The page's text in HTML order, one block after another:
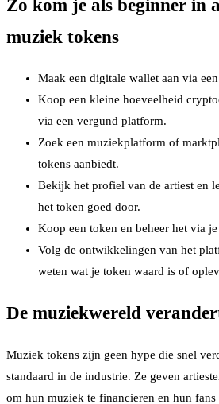
Zo kom je als beginner in
muziek tokens
Maak een digitale wallet aan via
Koop een kleine hoeveelheid
via een vergund platform.
Zoek een muziekplatform of
tokens aanbiedt.
Bekijk het profiel van de artiest en
het token goed door.
Koop een token en beheer het via
Volg de ontwikkelingen van het
weten wat je token waard is of
De muziekwereld
Muziek tokens zijn geen hype die snel
standaard in de industrie. Ze geven
om hun muziek te financieren en hun